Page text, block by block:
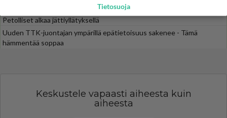
Olisitko uskonut, että nämä julkkikset lähtevät suosikkisarjaan?
Petolliset alkaa jättiyllätyksellä
Uuden TTK-juontajan ympärillä epätietoisuus sakenee - Tämä
hämmentää soppaa
Keskustele vapaasti aiheesta kuin
aiheesta
Tietosuoja